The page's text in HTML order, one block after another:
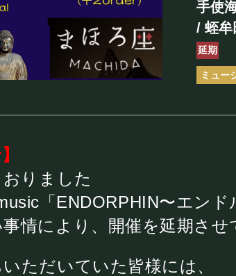
手使
/ 蛭牟
延期
りました
「ENDORPHIN〜エン
情により、開催を延期させ
ただいていた皆様には、